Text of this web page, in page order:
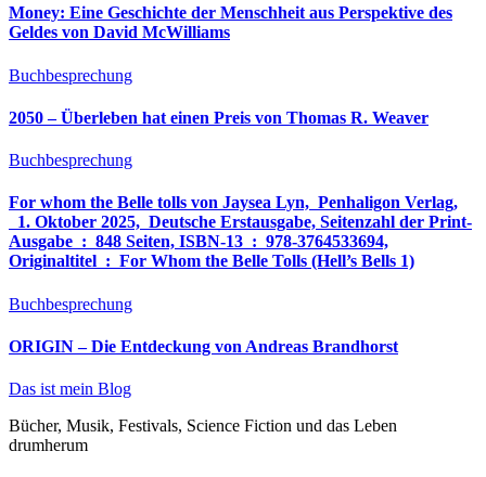
Money: Eine Geschichte der Menschheit aus Perspektive des
Geldes von David McWilliams
Buchbesprechung
2050 – Überleben hat einen Preis von Thomas R. Weaver
Buchbesprechung
For whom the Belle tolls von Jaysea Lyn, ‎ Penhaligon Verlag,
‎ 1. Oktober 2025, ‎ Deutsche Erstausgabe, Seitenzahl der Print-
Ausgabe ‏ : ‎ 848 Seiten, ISBN-13 ‏ : ‎ 978-3764533694,
Originaltitel ‏ : ‎ For Whom the Belle Tolls (Hell’s Bells 1)
Buchbesprechung
ORIGIN – Die Entdeckung von Andreas Brandhorst
Das ist mein Blog
Bücher, Musik, Festivals, Science Fiction und das Leben
drumherum